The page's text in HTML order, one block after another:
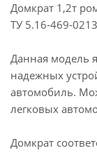
Домкрат 1,2т
ТУ 5.16-469-
Данная модель
надежных
автомобиль.
легковых
Домкрат